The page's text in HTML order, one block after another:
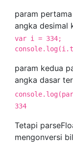
param
angka desimal
var i = 334;
param kedua
angka dasar
334
Tetapi
mengonversi